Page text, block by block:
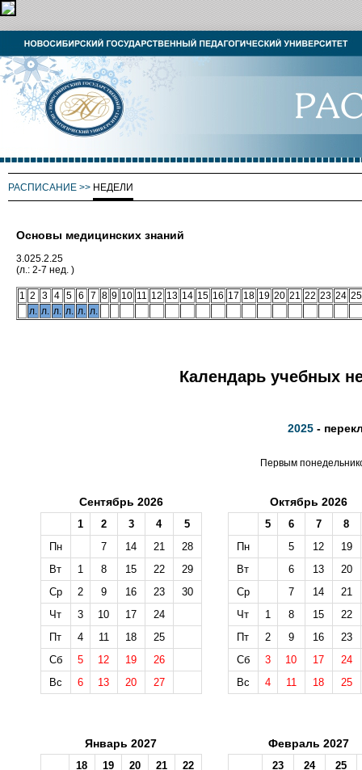
РАСПИСАНИЕ >> НЕДЕЛИ
Основы медицинских знаний
3.025.2.25
(л.: 2-7 нед. )
1 2 3 4 5 6 7 8 9 10 11 12 13 14 15 16 17 18 19 20 21 22 23 24 25
л. л. л. л. л. л.
Календарь учебных
2025 -
Первым
Сентябрь 2026
1 2 3 4
5
Пн
7 14 21
28
Вт
1 8 15 22
29
Ср
2 9 16 23
30
Чт
3 10 17
24
Пт
4 11 18
25
Сб
5 12 19
26
Вс
6 13 20 27
Октябрь 2026
5 6 7
8
Пн
5 12
19
Вт
6 13
20
Ср
7 14
21
Чт
1 8 15
22
Пт
2 9 16
23
Сб
3 10 17
24
Вс
4 11 18 25
Январь 2027
18 19 20 21
22
Февраль 2027
23 24
25